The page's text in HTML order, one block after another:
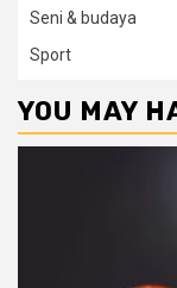
Seni & budaya
Sport
YOU MAY